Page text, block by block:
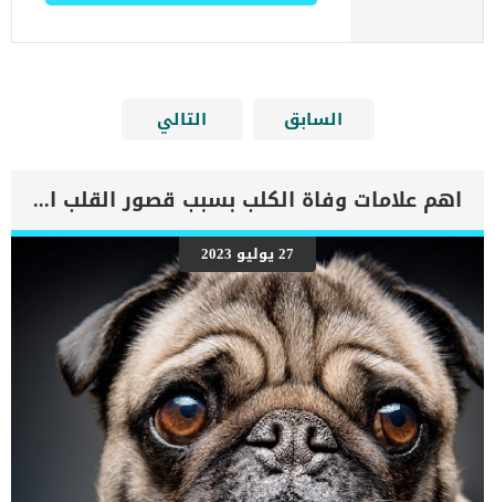
السابق التالي
اهم علامات وفاة الكلب بسبب قصور القلب الاحتقانى
27 يوليو 2023